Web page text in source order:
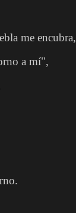
me encubra,
a mí",